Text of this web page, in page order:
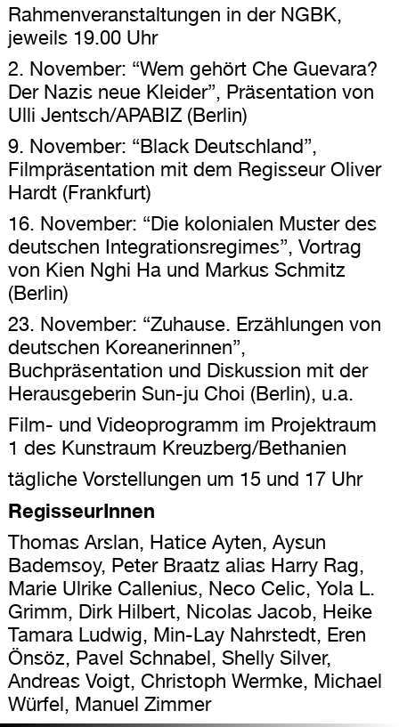
Rahmenveranstaltungen in der NGBK,
jeweils 19.00 Uhr
2. November: “Wem gehört Che Guevara?
Der Nazis neue Kleider”, Präsentation von
Ulli Jentsch/APABIZ (Berlin)
9. November: “Black Deutschland”,
Filmpräsentation mit dem Regisseur Oliver
Hardt (Frankfurt)
16. November: “Die kolonialen Muster des
deutschen Integrationsregimes”, Vortrag
von Kien Nghi Ha und Markus Schmitz
(Berlin)
23. November: “Zuhause. Erzählungen von
deutschen Koreanerinnen”,
Buchpräsentation und Diskussion mit der
Herausgeberin Sun-ju Choi (Berlin), u.a.
Film- und Videoprogramm im Projektraum
1 des Kunstraum Kreuzberg/Bethanien
tägliche Vorstellungen um 15 und 17 Uhr
RegisseurInnen
Thomas Arslan, Hatice Ayten, Aysun
Bademsoy, Peter Braatz alias Harry Rag,
Marie Ulrike Callenius, Neco Celic, Yola L.
Grimm, Dirk Hilbert, Nicolas Jacob, Heike
Tamara Ludwig, Min-Lay Nahrstedt, Eren
Önsöz, Pavel Schnabel, Shelly Silver,
Andreas Voigt, Christoph Wermke, Michael
Würfel, Manuel Zimmer